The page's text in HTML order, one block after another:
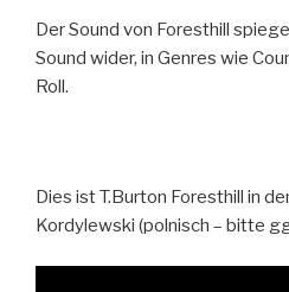
Der Sound von Foresthill
Sound wider, in Genres wie
Roll.
Dies ist T.Burton Foresthill in
Kordylewski (polnisch – bitte